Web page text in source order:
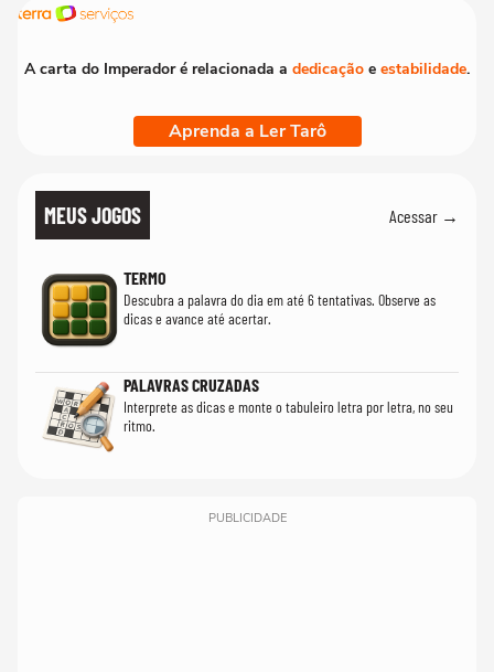
A carta do Imperador é relacionada a dedicação e estabilidade.
Aprenda a Ler Tarô
MEUS JOGOS Acessar →
TERMO
Descubra a palavra do dia em até 6 tentativas. Observe as
dicas e avance até acertar.
PALAVRAS CRUZADAS
Interprete as dicas e monte o tabuleiro letra por letra, no seu
ritmo.
PUBLICIDADE